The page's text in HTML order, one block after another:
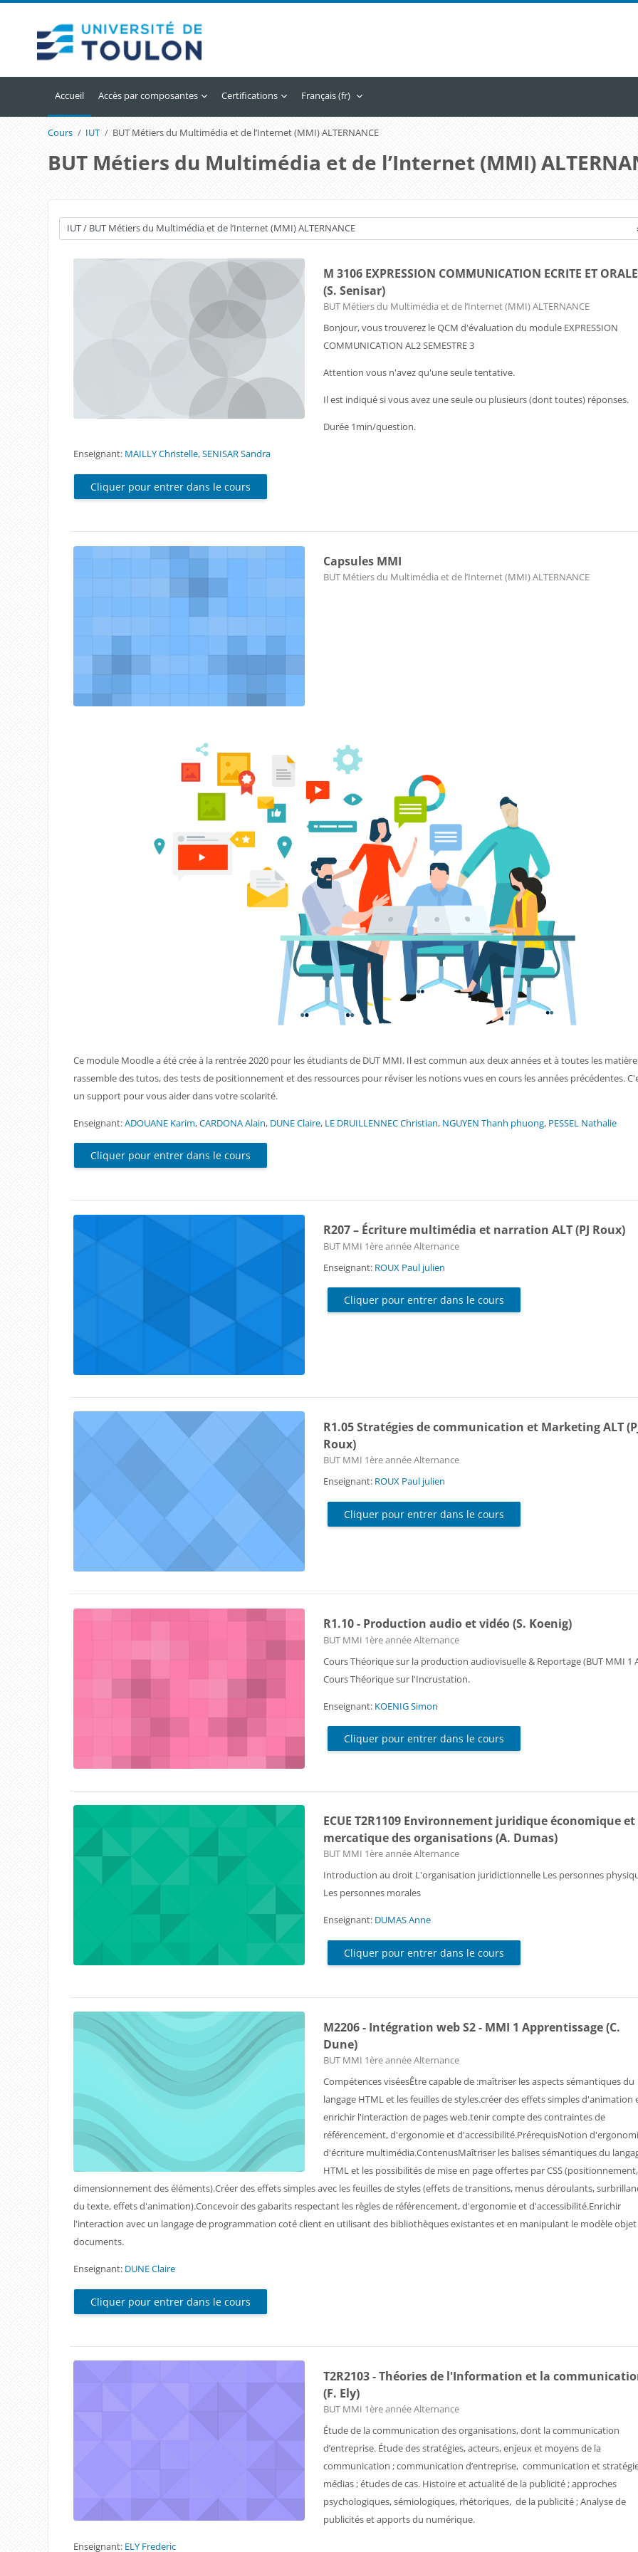
Accueil Accès par composantes Certifications Français ‎(fr)‎
Cours IUT BUT Métiers du Multimédia et de l’Internet (MMI) ALTERNANCE
BUT Métiers du Multimédia et de l’Internet (MMI)
Catégories de cours
M 3106 EXPRESSION COMMUNICATION ECRITE ET
(S. Senisar)
Catégorie de cours
BUT Métiers du Multimédia et de l’Internet (MMI) ALTERNANCE
Bonjour, vous trouverez le QCM d'évaluation du module EXPRESSION
COMMUNICATION AL2 SEMESTRE 3
Attention vous n'avez qu'une seule tentative.
Il est indiqué si vous avez une seule ou plusieurs (dont toutes) réponses.
Durée 1min/question.
Enseignant: MAILLY Christelle,SENISAR Sandra
Cliquer pour entrer dans le cours
Capsules MMI
Catégorie de cours
BUT Métiers du Multimédia et de l’Internet (MMI) ALTERNANCE
Ce module Moodle a été crée à la rentrée 2020 pour les étudiants de DUT MMI. Il est commun aux deux années et à toutes les
rassemble des tutos, des tests de positionnement et des ressources pour réviser les notions vues en cours les années précédentes.
un support pour vous aider dans votre scolarité.
Enseignant:ADOUANE Karim,CARDONA Alain, DUNE Claire, LE DRUILLENNEC Christian, NGUYEN Thanh phuong, PESSEL Nathalie
Cliquer pour entrer dans le cours
R207 – Écriture multimédia et narration ALT (PJ Roux)
Catégorie de cours
BUT MMI 1ère année Alternance
Enseignant: ROUX Paul julien
Cliquer pour entrer dans le cours
R1.05 Stratégies de communication et Marketing ALT
Roux)
Catégorie de cours
BUT MMI 1ère année Alternance
Enseignant: ROUX Paul julien
Cliquer pour entrer dans le cours
R1.10 - Production audio et vidéo (S. Koenig)
Catégorie de cours
BUT MMI 1ère année Alternance
Cours Théorique sur la production audiovisuelle & Reportage (BUT MMI 1
Cours Théorique sur l'Incrustation.
Enseignant: KOENIG Simon
Cliquer pour entrer dans le cours
ECUE T2R1109 Environnement juridique économique et
mercatique des organisations (A. Dumas)
Catégorie de cours
BUT MMI 1ère année Alternance
Introduction au droit L'organisation juridictionnelle Les personnes
Les personnes morales
Enseignant: DUMAS Anne
Cliquer pour entrer dans le cours
M2206 - Intégration web S2 - MMI 1 Apprentissage (C.
Dune)
Catégorie de cours
BUT MMI 1ère année Alternance
Compétences viséesÊtre capable de :maîtriser les aspects sémantiques du
langage HTML et les feuilles de styles.créer des effets simples d'animation
enrichir l'interaction de pages web.tenir compte des contraintes de
référencement, d'ergonomie et d'accessibilité.PrérequisNotion
d'écriture multimédia.ContenusMaîtriser les balises sémantiques du
HTML et les possibilités de mise en page offertes par CSS (positionnement,
dimensionnement des éléments).Créer des effets simples avec les feuilles de styles (effets de transitions, menus déroulants,
du texte, effets d'animation).Concevoir des gabarits respectant les règles de référencement, d'ergonomie et d'accessibilité.Enrichir
l'interaction avec un langage de programmation coté client en utilisant des bibliothèques existantes et en manipulant le modèle objet
documents.
Enseignant: DUNE Claire
Cliquer pour entrer dans le cours
T2R2103 - Théories de l'Information et la
(F. Ely)
Catégorie de cours
BUT MMI 1ère année Alternance
Étude de la communication des organisations, dont la communication
d’entreprise. Étude des stratégies, acteurs, enjeux et moyens de la
communication ; communication d’entreprise, communication et
médias ; études de cas. Histoire et actualité de la publicité ; approches
psychologiques, sémiologiques, rhétoriques, de la publicité ; Analyse de
publicités et apports du numérique.
Enseignant: ELY Frederic